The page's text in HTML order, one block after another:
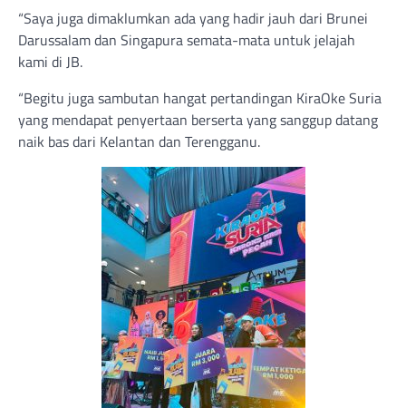
“Saya juga dimaklumkan ada yang hadir jauh dari Brunei
Darussalam dan Singapura semata-mata untuk jelajah
kami di JB.
“Begitu juga sambutan hangat pertandingan KiraOke Suria
yang mendapat penyertaan berserta yang sanggup datang
naik bas dari Kelantan dan Terengganu.